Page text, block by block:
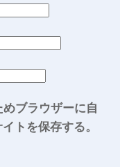
ブラウザーに自
トを保存する。